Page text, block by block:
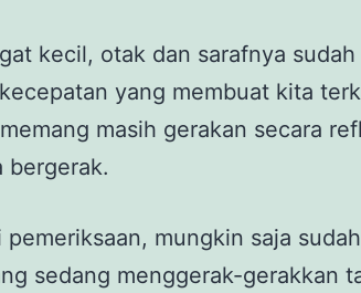
kecil, otak dan sarafnya sudah
yang membuat kita
masih gerakan secara
bergerak.
pemeriksaan, mungkin saja
sedang menggerak-gerakkan